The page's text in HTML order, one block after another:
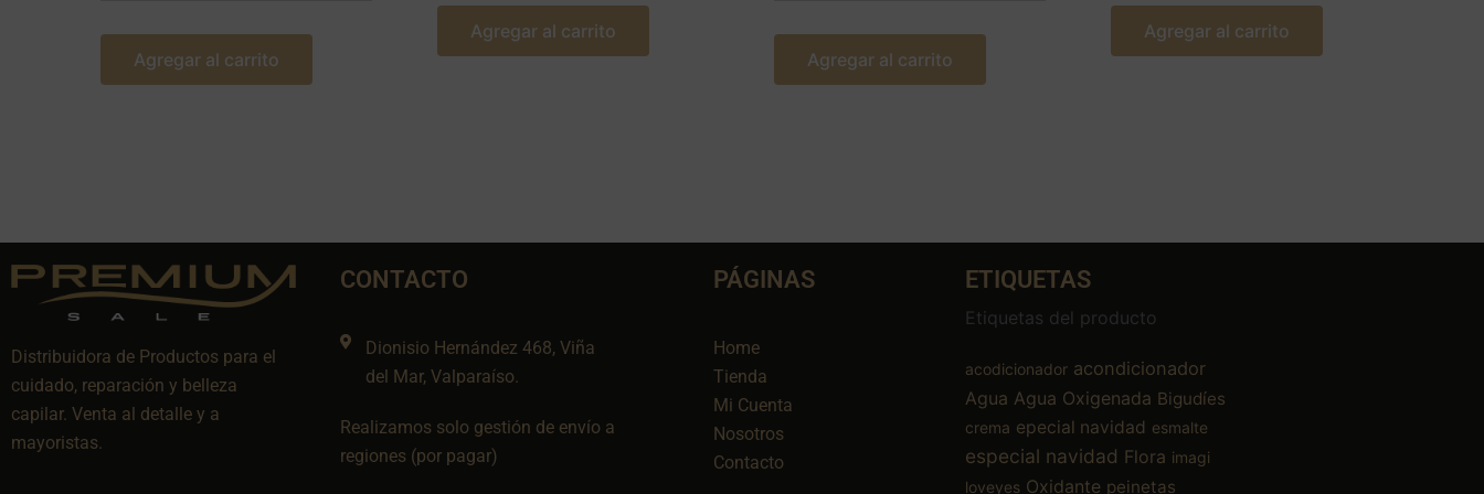
Agregar al carrito
Agregar al carrito
Agregar al carrito
Agregar al carrito
Distribuidora de Productos para el
cuidado, reparación y belleza
capilar. Venta al detalle y a
mayoristas.
CONTACTO
Dionisio Hernández 468, Viña
del Mar, Valparaíso.
Realizamos solo gestión de envío a
regiones (por pagar)
PÁGINAS
Home
Tienda
Mi Cuenta
Nosotros
Contacto
ETIQUETAS
Etiquetas del producto
acodicionador acondicionador
Agua Agua Oxigenada Bigudíes
crema epecial navidad esmalte
especial navidad Flora imagi
loveyes Oxidante peinetas